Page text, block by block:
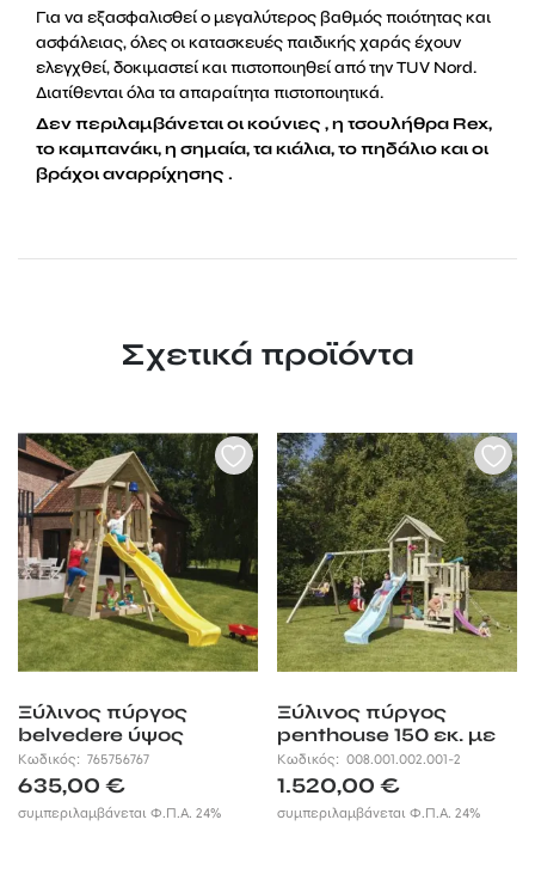
Για να εξασφαλισθεί ο μεγαλύτερος βαθμός ποιότητας και
ασφάλειας, όλες οι κατασκευές παιδικής χαράς έχουν
ελεγχθεί, δοκιμαστεί και πιστοποιηθεί από την TUV Nord.
Διατίθενται όλα τα απαραίτητα πιστοποιητικά.
Δεν περιλαμβάνεται οι κούνιες , η τσουλήθρα Rex,
το καμπανάκι, η σημαία, τα κιάλια, το πηδάλιο και οι
βράχοι αναρρίχησης .
Σχετικά προϊόντα
Ξύλινος πύργος
belvedere ύψος
τσουλήθρας 150εκ.
Κωδικός: 765756767
635,00 €
συμπεριλαμβάνεται Φ.Π.Α. 24%
Ξύλινος πύργος
penthouse 150 εκ. με
προέκταση
Κωδικός:008.001.002.001-2
1.520,00€
συμπεριλαμβάνεται Φ.Π.Α. 24%